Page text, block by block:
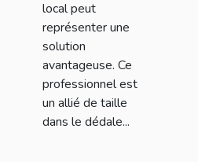
local peut
représenter une
solution
avantageuse. Ce
professionnel est
un allié de taille
dans le dédale...